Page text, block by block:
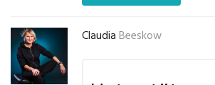
Claudia Beeskow